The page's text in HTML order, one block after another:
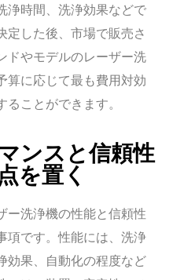
浄時間、洗浄効果などで
定した後、市場で販売さ
ドやモデルのレーザー洗
算に応じて最も費用対効
ことができます。
ンスと信頼性
を置く
ー洗浄機の性能と信頼性
項です。性能には、洗浄
効果、自動化の程度など